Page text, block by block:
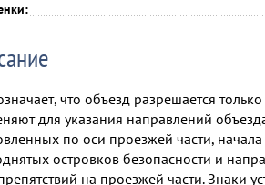
что объезд разрешается
для указания направлений
по оси проезжей части,
островков безопасности и
на проезжей части. Знаки